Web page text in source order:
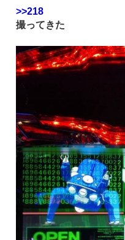
>>218
撮ってきた